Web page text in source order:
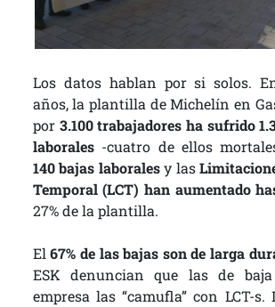
Los datos hablan por si solos.
años, la plantilla de Michelín en
por 3.100 trabajadores ha sufrido
laborales-cuatro de ellos
140 bajas laboralesy las
Temporal (LCT) han aumentado
27% de la plantilla.
El67% de las bajas son de larga
ESK denuncian que las de
empresa las “camufla” con LCT-